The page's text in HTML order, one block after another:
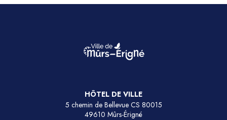
HÔTEL DE VILLE
5 chemin de Bellevue CS 80015
49610 Mûrs-Érigné